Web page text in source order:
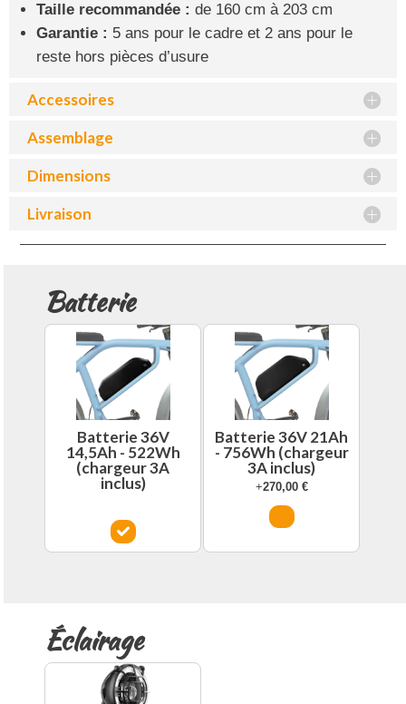
Taille recommandée : de 160 cm à 203 cm
Garantie : 5 ans pour le cadre et 2 ans pour le
reste hors pièces d’usure
Accessoires
Assemblage
Dimensions
Livraison
Batterie
Batterie 36V
14,5Ah - 522Wh
(chargeur 3A
inclus)
Batterie 36V 21Ah
- 756Wh (chargeur
3A inclus)
+270,00 €
Éclairage